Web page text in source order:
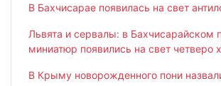
В Бахчисарае появилась на свет
Львята и сервалы: в Бахчисарайском
миниатюр появились на свет четверо
В Крыму новорожденного пони